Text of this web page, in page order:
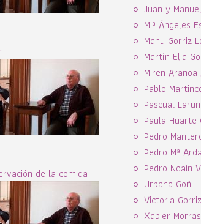
de la comida
Juan y
M.ª Ángeles
Manu Gorriz
Martín Elia
Miren
Pablo
Pascual
Paula Huarte
Pedro
Pedro Mª
Pedro Noain
Urbana Goñi
Victoria
Xabier